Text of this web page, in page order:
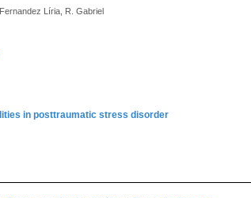
Líria, R. Gabriel
in posttraumatic stress disorder